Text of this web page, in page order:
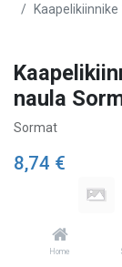
Home
naula
Sormat
8,74 €